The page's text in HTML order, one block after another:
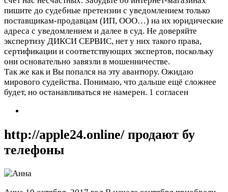
пишите до судебные претензии с уведомлением только
поставщикам-продавцам (ИП, ООО…) на их юридические
адреса с уведомлением и далее в суд. Не доверяйте
экспертизу ДИКСИ СЕРВИС, нет у них такого права,
сертификации и соответствующих экспертов, поскольку
они основательно завязли в мошенничестве.
Так же как и Вы попался на эту авантюру. Ожидаю
мирового судейства. Понимаю, что дальше ещё сложнее
будет, но останавливаться не намерен. 1 согласен
http://apple24.online/ продают бу
телефоны